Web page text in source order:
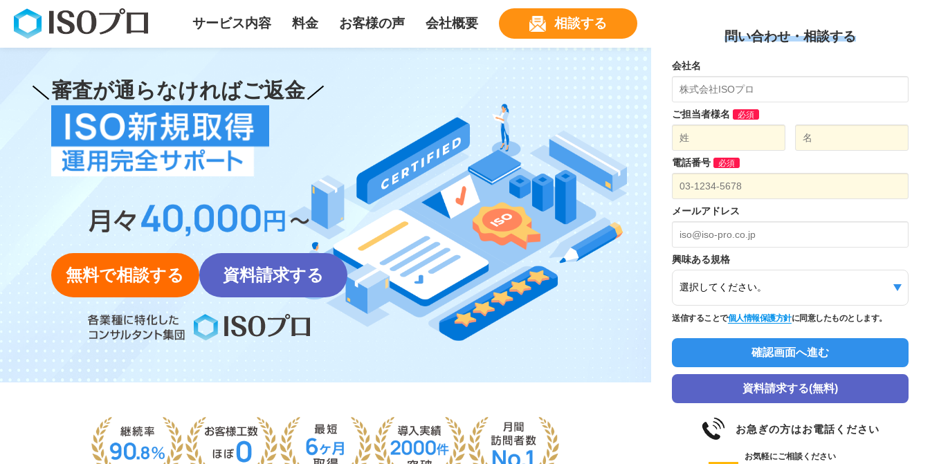
サービス内容 料金 お客様の声 会社概要
相談する
問い合わせ・相談する
会社名
ご担当者様名 必須
電話番号 必須
メールアドレス
興味ある規格
送信することで個人情報保護方針に同意したものとします。
資料請求する(無料)
お急ぎの方はお電話ください
お気軽にご相談ください
審査が通らなければご返金
無料で相談する 資料請求する